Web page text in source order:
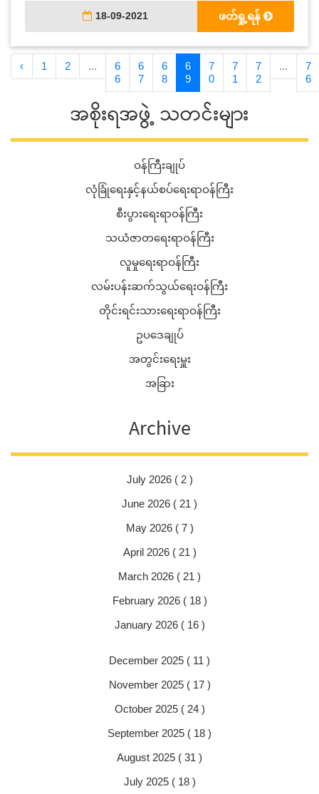
18-09-2021 ဖတ်ရှု့ရန်
‹ 1 2 ...
6
6
6
7
6
8
6
9
7
0
7
1
7
2
...
7
6
အစိုးရအဖွဲ့ သတင်းများ
ဝန်ကြီးချုပ်
လုံခြုံရေးနှင့်နယ်စပ်ရေးရာဝန်ကြီး
စီးပွားရေးရာဝန်ကြီး
သယံဇာတရေးရာဝန်ကြီး
လူမှုရေးရာဝန်ကြီး
လမ်းပန်းဆက်သွယ်ရေးဝန်ကြီး
တိုင်းရင်းသားရေးရာဝန်ကြီး
ဥပဒေချုပ်
အတွင်းရေးမှူး
အခြား
Archive
July 2026 ( 2 )
June 2026 ( 21 )
May 2026 ( 7 )
April 2026 ( 21 )
March 2026 ( 21 )
February 2026 ( 18 )
January 2026 ( 16 )
December 2025 ( 11 )
November 2025 ( 17 )
October 2025 ( 24 )
September 2025 ( 18 )
August 2025 ( 31 )
July 2025 ( 18 )